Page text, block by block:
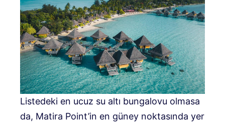
Listedeki en ucuz su altı bungalovu olmasa
da, Matira Point’in en güney noktasında yer